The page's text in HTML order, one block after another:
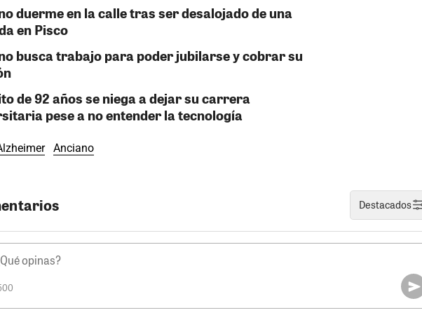
duerme en la calle tras ser desalojado de una
en Pisco
busca trabajo para poder jubilarse y cobrar su
de 92 años se niega a dejar su carrera
pese a no entender la tecnología
Anciano
Destacados